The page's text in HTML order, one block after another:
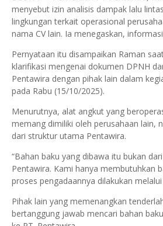
menyebut izin analisis dampak lalu
lingkungan terkait operasional
nama CV lain. Ia menegaskan,
Pernyataan itu disampaikan Raman
klarifikasi mengenai dokumen DPNH
Pentawira dengan pihak lain dalam
pada Rabu (15/10/2025).
Menurutnya, alat angkut yang
memang dimiliki oleh perusahaan lain,
dari struktur utama Pentawira.
“Bahan baku yang dibawa itu bukan
Pentawira. Kami hanya membutuhkan
proses pengadaannya dilakukan
Pihak lain yang memenangkan
bertanggung jawab mencari bahan